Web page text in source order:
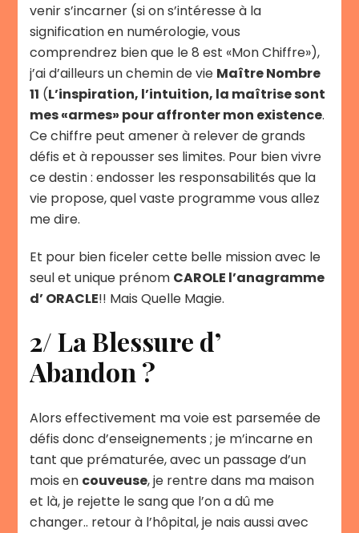
venir s’incarner (si on s’intéresse à la
signification en numérologie, vous
comprendrez bien que le 8 est «Mon Chiffre»),
j’ai d’ailleurs un chemin de vie Maître Nombre
11 (L’inspiration, l’intuition, la maîtrise sont
mes «armes» pour affronter mon existence.
Ce chiffre peut amener à relever de grands
défis et à repousser ses limites. Pour bien vivre
ce destin : endosser les responsabilités que la
vie propose, quel vaste programme vous allez
me dire.
Et pour bien ficeler cette belle mission avec le
seul et unique prénom CAROLE l’anagramme
d’ ORACLE!! Mais Quelle Magie.
2/ La Blessure d’
Abandon ?
Alors effectivement ma voie est parsemée de
défis donc d’enseignements ; je m’incarne en
tant que prématurée, avec un passage d’un
mois en couveuse, je rentre dans ma maison
et là, je rejette le sang que l’on a dû me
changer.. retour à l’hôpital, je nais aussi avec